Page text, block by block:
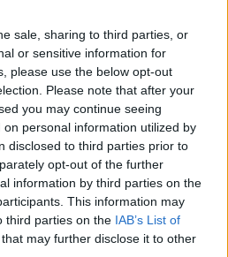
sale, sharing to third parties, or
or sensitive information for
please use the below opt-out
Please note that after your
you may continue seeing
personal information utilized by
disclosed to third parties prior to
opt-out of the further
information by third parties on the
This information may
third parties on the IAB’s List of
that may further disclose it to other
a zenekarba. "Szinte
a buszmegállóból, amikor véget
interjúban. Bátyja, Jim győzte
menjenek el a The Commitments
ott ismerték fel a
és a válogató győzte meg a
t, hogy vegye szárnyai alá a